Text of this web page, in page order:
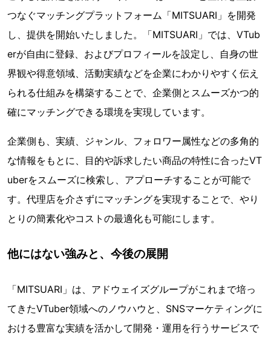
つなぐマッチングプラットフォーム「MITSUARI」を開発
し、提供を開始いたしました。「MITSUARI」では、VTub
erが自由に登録、およびプロフィールを設定し、自身の世
界観や得意領域、活動実績などを企業にわかりやすく伝え
られる仕組みを構築することで、企業側とスムーズかつ的
確にマッチングできる環境を実現しています。
企業側も、実績、ジャンル、フォロワー属性などの多角的
な情報をもとに、目的や訴求したい商品の特性に合ったVT
uberをスムーズに検索し、アプローチすることが可能で
す。代理店を介さずにマッチングを実現することで、やり
とりの簡素化やコストの最適化も可能にします。
他にはない強みと、今後の展開
「MITSUARI」は、アドウェイズグループがこれまで培っ
てきたVTuber領域へのノウハウと、SNSマーケティングに
おける豊富な実績を活かして開発・運用を行うサービスで